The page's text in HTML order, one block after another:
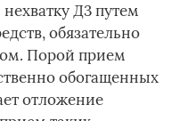
Д3 путем
обязательно
Порой прием
обогащенных
отложение